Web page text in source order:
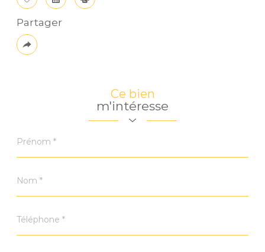
Partager
Plus
de
Ce bien
m'intéresse
*
*